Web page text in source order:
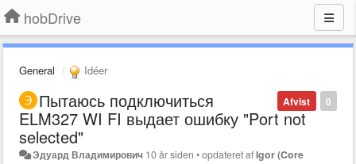
hobDrive
General Idéer
0
Afvist
Пытаюсь подключиться
ELM327 WI FI выдает ошибку "Port not
selected"
Эдуард Владимирович 10 år siden •opdateret afIgor (Core